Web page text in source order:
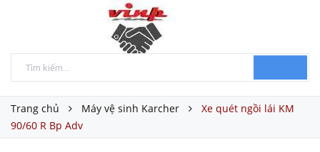
Trang chủ Máy vệ sinh Karcher
Xe quét ngồi lái KM
90/60 R Bp Adv